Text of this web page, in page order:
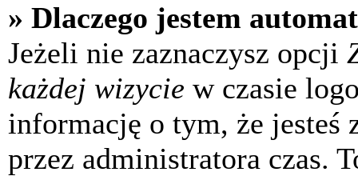
» Dlaczego jestem
Jeżeli nie zaznaczysz opcji
każdej wizycie w czasie
informację o tym, że jesteś
przez administratora czas.